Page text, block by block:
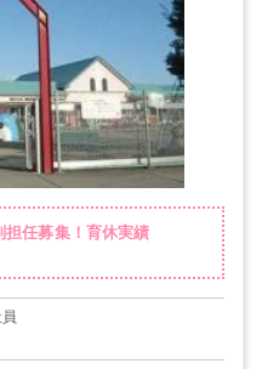
任募集！育休実績